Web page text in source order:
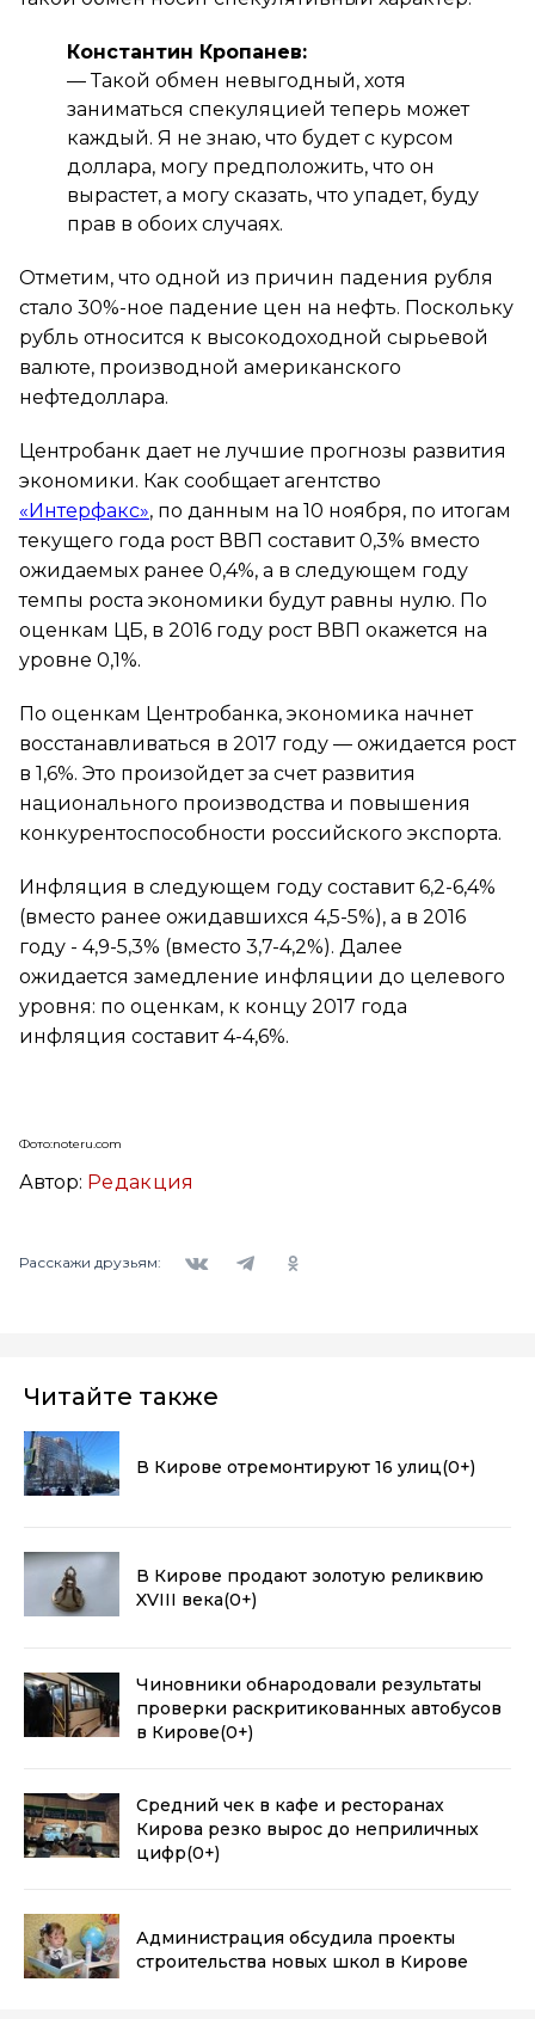
Константин Кропанев:
—Такой обмен невыгодный, хотя
заниматься спекуляцией теперь может
каждый. Я не знаю, что будет с курсом
доллара, могу предположить, что он
вырастет, а могу сказать, что упадет, буду
прав в обоих случаях.
Отметим, что одной из причин падения рубля
стало 30%-ное падение цен на нефть. Поскольку
рубль относится к высокодоходной сырьевой
валюте, производной американского
нефтедоллара.
Центробанк дает не лучшие прогнозы развития
экономики. Как сообщает агентство
«Интерфакс», по данным на 10 ноября, по итогам
текущего года рост ВВП составит 0,3% вместо
ожидаемых ранее 0,4%, а в следующем году
темпы роста экономики будут равны нулю. По
оценкам ЦБ, в 2016 году рост ВВП окажется на
уровне 0,1%.
По оценкам Центробанка, экономика начнет
восстанавливаться в 2017 году — ожидается рост
в 1,6%. Это произойдет за счет развития
национального производства и повышения
конкурентоспособности российского экспорта.
Инфляция в следующем году составит 6,2-6,4%
(вместо ранее ожидавшихся 4,5-5%), а в 2016
году - 4,9-5,3% (вместо 3,7-4,2%). Далее
ожидается замедление инфляции до целевого
уровня: по оценкам, к концу 2017 года
инфляция составит 4-4,6%.
Фото:noteru.com
Автор: Редакция
Расскажи друзьям:
Читайте также
В Кирове отремонтируют 16 улиц(0+)
В Кирове продают золотую реликвию
XVIII века(0+)
Чиновники обнародовали результаты
проверки раскритикованных автобусов
в Кирове(0+)
Средний чек в кафе и ресторанах
Кирова резко вырос до неприличных
цифр(0+)
Администрация обсудила проекты
строительства новых школ в Кирове